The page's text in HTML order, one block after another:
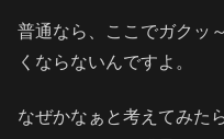
普通なら、ここでガクッ
くならないんですよ。
なぜかなぁと考えてみた